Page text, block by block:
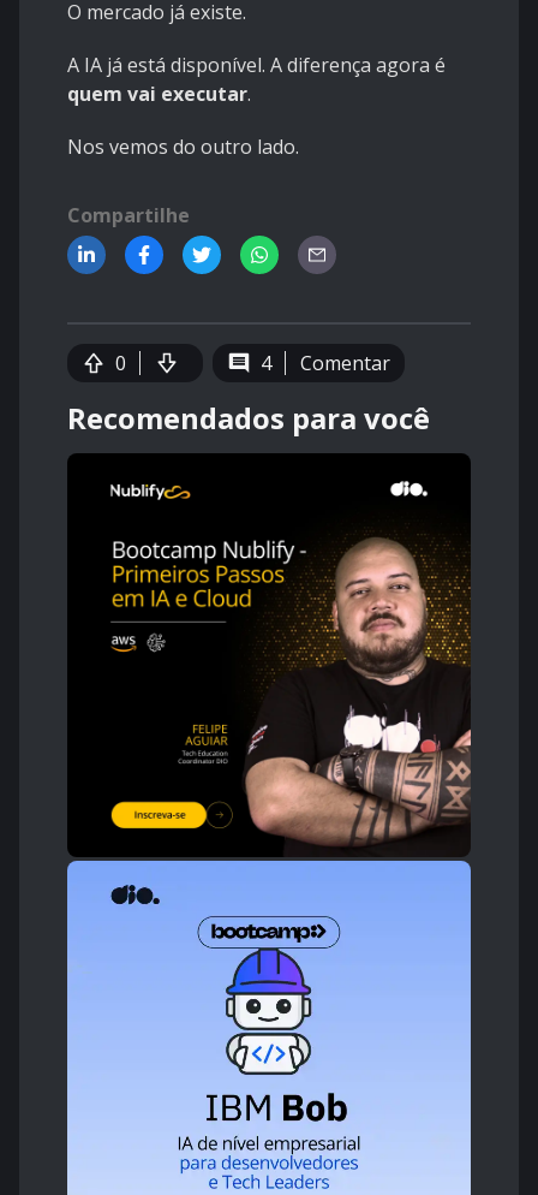
O mercado já existe.
A IA já está disponível. A diferença agora é
quem vai executar.
Nos vemos do outro lado.
Compartilhe
0 4 Comentar
Recomendados para você